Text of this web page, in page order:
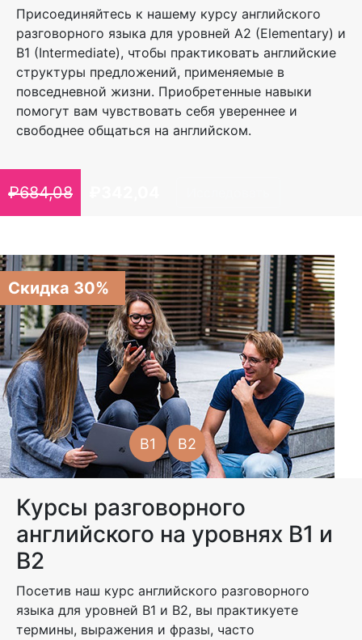
Присоединяйтесь к нашему курсу английского
разговорного языка для уровней A2 (Elementary) и
B1 (Intermediate), чтобы практиковать английские
структуры предложений, применяемые в
повседневной жизни. Приобретенные навыки
помогут вам чувствовать себя увереннее и
свободнее общаться на английском.
₽684,08
Скидка 30%
B1 B2
Курсы разговорного
английского на уровнях B1 и
B2
Посетив наш курс английского разговорного
языка для уровней B1 и B2, вы практикуете
термины, выражения и фразы, часто